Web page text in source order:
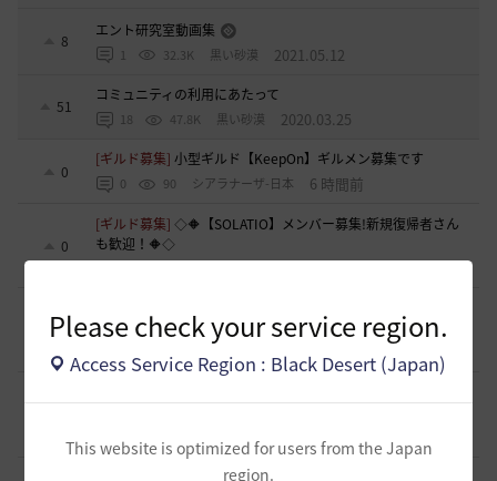
Please check your service region.
Access Service Region : Black Desert (Japan)
This website is optimized for users from the Japan
region.
8
エント研究室動画集
1 32.3K 黒い砂漠 2021.05.12
51
コミュニティの利用にあたって
18 47.8K 黒い砂漠 2020.03.25
0
[ギルド募集]小型ギルド【KeepOn】ギルメン募集です
0 90 シアラナーザ-日本 6 時間前
0
[ギルド募集]◇🔶【SOLATIO】メンバー募集!新規復帰者さん
も歓迎！🔶◇
0
中！🩷🧡💛💚💙🩵💜
67 花ノひろみん 7 時間前
0 xマキナx-日本 7 時間前
太古装備に関する公式説明と意見掲示板への対